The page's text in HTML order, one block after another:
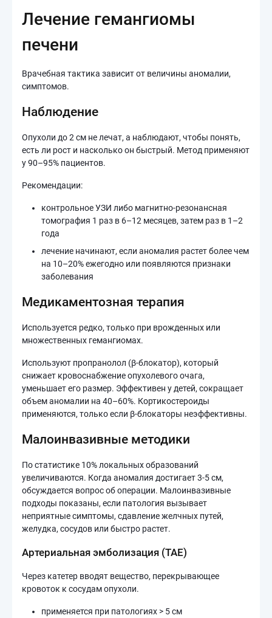
Лечение гемангиомы
печени
Врачебная тактика зависит от величины аномалии,
симптомов.
Наблюдение
Опухоли до 2 см не лечат, а наблюдают, чтобы понять,
есть ли рост и насколько он быстрый. Метод применяют
у 90–95% пациентов.
Рекомендации:
контрольное УЗИ либо магнитно-резонансная
томография 1 раз в 6–12 месяцев, затем раз в 1–2
года
лечение начинают, если аномалия растет более чем
на 10–20% ежегодно или появляются признаки
заболевания
Медикаментозная терапия
Используется редко, только при врожденных или
множественных гемангиомах.
Используют пропранолол (β-блокатор), который
снижает кровоснабжение опухолевого очага,
уменьшает его размер. Эффективен у детей, сокращает
объем аномалии на 40–60%. Кортикостероиды
применяются, только если β-блокаторы неэффективны.
Малоинвазивные методики
По статистике 10% локальных образований
увеличиваются. Когда аномалия достигает 3-5 см,
обсуждается вопрос об операции. Малоинвазивные
подходы показаны, если патология вызывает
неприятные симптомы, сдавление желчных путей,
желудка, сосудов или быстро растет.
Артериальная эмболизация (TAE)
Через катетер вводят вещество, перекрывающее
кровоток к сосудам опухоли.
применяется при патологиях > 5 см